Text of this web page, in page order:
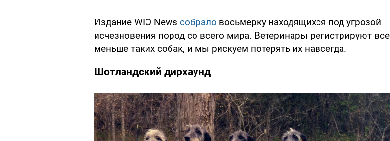
Издание WIO News собрало восьмерку находящихся под угрозой
исчезновения пород со всего мира. Ветеринары регистрируют все
меньше таких собак, и мы рискуем потерять их навсегда.
Шотландский дирхаунд